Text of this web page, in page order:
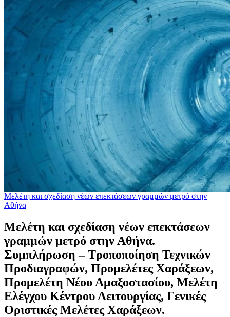
Μελέτη και σχεδίαση νέων επεκτάσεων γραμμών μετρό στην
Αθήνα
Μελέτη και σχεδίαση νέων επεκτάσεων
γραμμών μετρό στην Αθήνα.
Συμπλήρωση – Τροποποίηση Τεχνικών
Προδιαγραφών, Προμελέτες Χαράξεων,
Προμελέτη Νέου Αμαξοστασίου, Μελέτη
Ελέγχου Κέντρου Λειτουργίας, Γενικές
Οριστικές Μελέτες Χαράξεων.